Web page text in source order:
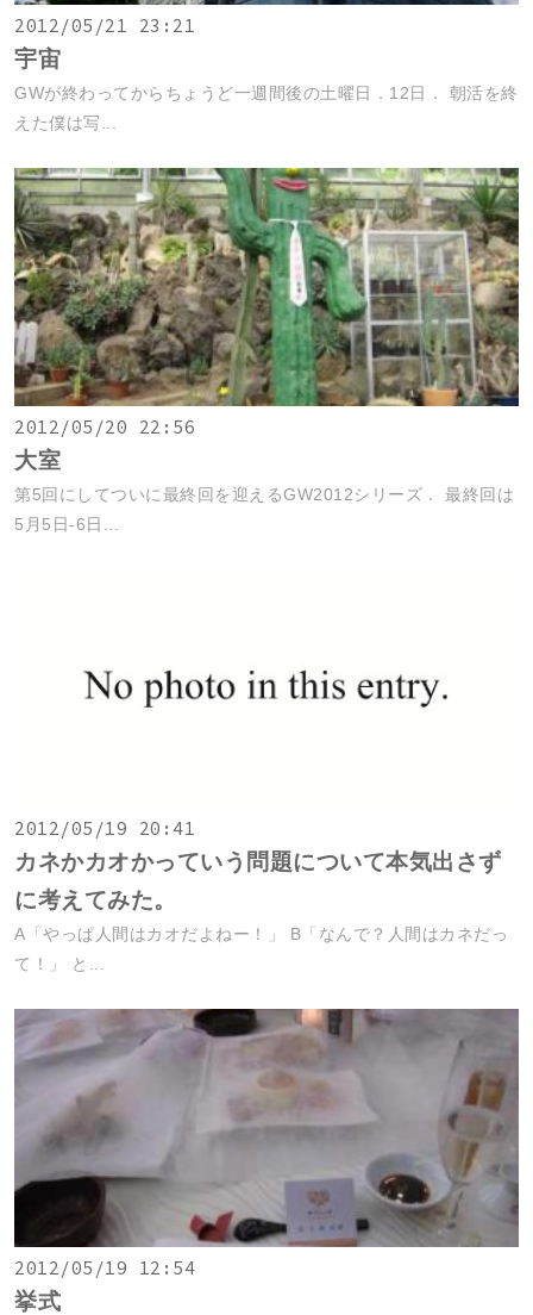
2012/05/21 23:21
宇宙
GWが終わってからちょうど一週間後の土曜日．12日． 朝活を終
えた僕は写...
2012/05/20 22:56
大室
第5回にしてついに最終回を迎えるGW2012シリーズ． 最終回は
5月5日-6日...
2012/05/19 20:41
カネかカオかっていう問題について本気出さず
に考えてみた。
A「やっぱ人間はカオだよねー！」 B「なんで？人間はカネだっ
て！」 と...
2012/05/19 12:54
挙式